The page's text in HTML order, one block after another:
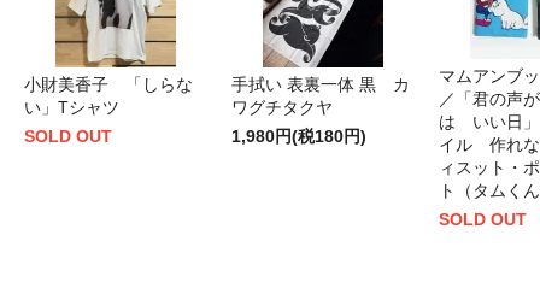
小財美香子 「しらな
い」Tシャツ
SOLD OUT
手拭い 表裏一体 黒 カ
ワグチタクヤ
1,980円(税180円)
マムアンブ
／「君の声
は いい日」
イル 作れ
ィスット・
ト（タムく
SOLD OUT